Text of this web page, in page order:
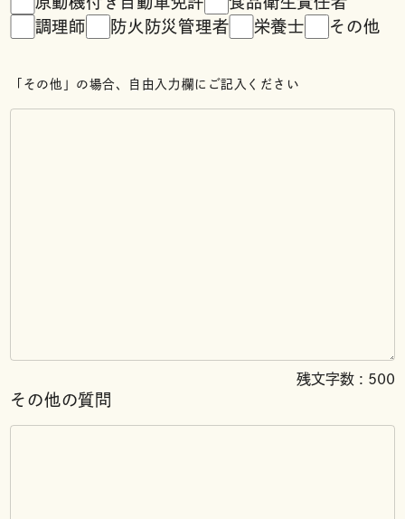
調理師
防火防災管理者 栄養士 その他
「その他」の場合、自由入力欄にご記入ください
残文字数 : 500
その他の質問